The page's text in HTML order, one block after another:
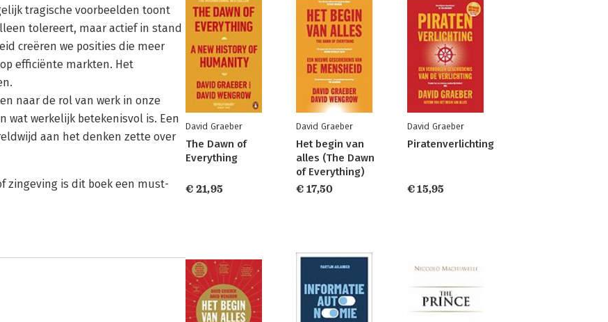
tragische voorbeelden toont
tolereert, maar actief in stand
creëren we posities die meer
efficiënte markten. Het
naar de rol van werk in onze
wat werkelijk betekenisvol is. Een
aan het denken zette over
zingeving is dit boek een must-
David Graeber
The Dawn of
Everything
€ 21,95
David Graeber
Het begin van
alles (The Dawn
of Everything)
€ 17,50
David Graeber
Piratenverlichting
€ 15,95